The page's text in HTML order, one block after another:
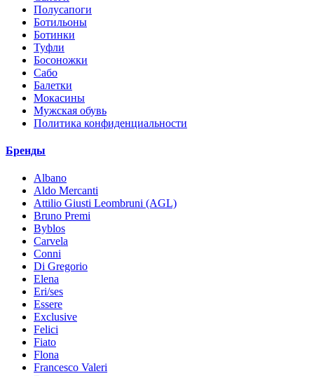
Полусапоги
Ботильоны
Ботинки
Туфли
Босоножки
Сабо
Балетки
Мокасины
Мужская обувь
Политика конфиденциальности
Бренды
Albano
Aldo Mercanti
Attilio Giusti Leombruni (AGL)
Bruno Premi
Byblos
Carvela
Conni
Di Gregorio
Elena
Eri/ses
Essere
Exclusive
Felici
Fiato
Flona
Francesco Valeri